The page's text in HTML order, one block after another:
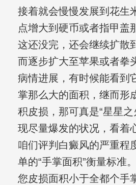
接着就会慢慢发展到花生
点增大到硬币或者指甲盖
这还没完，还会继续扩散
而逐步扩大至苹果或者拳
病情进展，有时候能看到
掌那么大的面积，继而形
积皮损，那可真是“星星之
现尽量爆发的状况，看着
咱们评判白癜风的严重程
单的“手掌面积”衡量标准
您皮损面积小于全都个手